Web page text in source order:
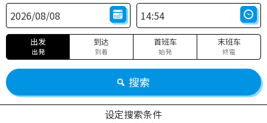
出发
出発
到达
到着
首班车
始発
末班车
終電
搜索
设定搜索条件